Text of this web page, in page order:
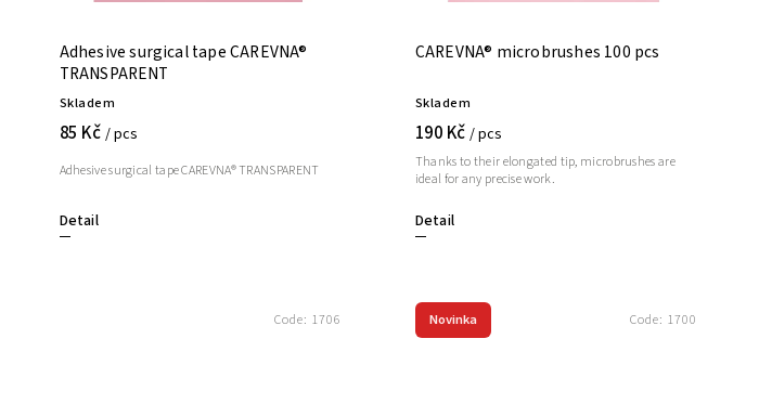
Adhesive surgical tape CAREVNA®
TRANSPARENT
Skladem
85 Kč / pcs
Detail
Adhesive surgical tape CAREVNA® TRANSPARENT
CAREVNA® microbrushes 100 pcs
Skladem
190 Kč/ pcs
Detail
Thanks to their elongated tip, microbrushes are
ideal for any precise work.
Code: 1706 Novinka Code: 1700